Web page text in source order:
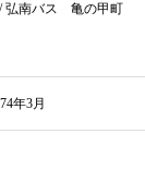
弘南バス 亀の甲町
年3月